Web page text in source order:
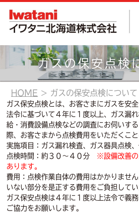
ガスの保安点検
HOME ガスの保安点検について
ガス保安点検とは、お客さまにガスを安
法令に基づいて４年に１度以上、ガス漏
給・消費設備点検などの調査にお伺いす
際、お客さまから点検費用をいただくこと
実施項目：ガス漏れ検査、ガス器具点検
点検時間：約３０～４０分 ※設備改善の
あります。
費用：点検作業自体の費用はかかりませ
いない部分を是正する費用をご負担して
ガス保安点検は４年に１度以上法令で義
ご協力をお願いします。